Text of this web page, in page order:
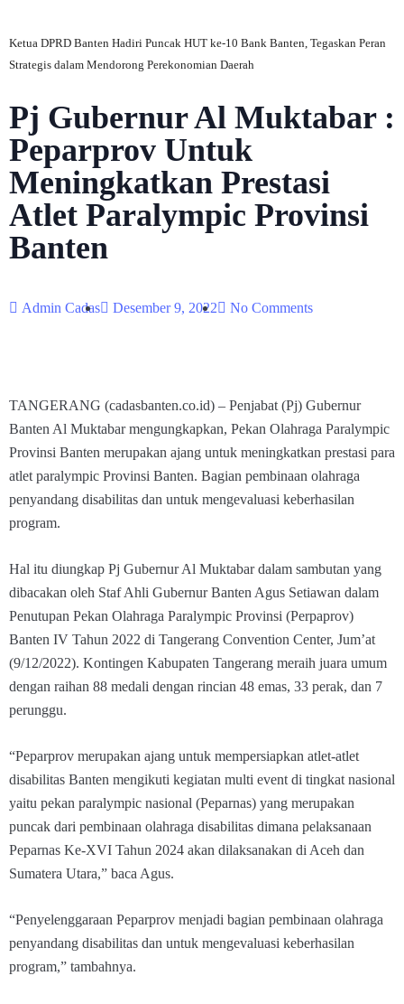
Ketua DPRD Banten Hadiri Puncak HUT ke-10 Bank Banten, Tegaskan Peran
Strategis dalam Mendorong Perekonomian Daerah
Pj Gubernur Al Muktabar :
Peparprov Untuk
Meningkatkan Prestasi
Atlet Paralympic Provinsi
Banten
Admin Cadas Desember 9, 2022 No Comments
TANGERANG (cadasbanten.co.id) – Penjabat (Pj) Gubernur
Banten Al Muktabar mengungkapkan, Pekan Olahraga Paralympic
Provinsi Banten merupakan ajang untuk meningkatkan prestasi para
atlet paralympic Provinsi Banten. Bagian pembinaan olahraga
penyandang disabilitas dan untuk mengevaluasi keberhasilan
program.
Hal itu diungkap Pj Gubernur Al Muktabar dalam sambutan yang
dibacakan oleh Staf Ahli Gubernur Banten Agus Setiawan dalam
Penutupan Pekan Olahraga Paralympic Provinsi (Perpaprov)
Banten IV Tahun 2022 di Tangerang Convention Center, Jum’at
(9/12/2022). Kontingen Kabupaten Tangerang meraih juara umum
dengan raihan 88 medali dengan rincian 48 emas, 33 perak, dan 7
perunggu.
“Peparprov merupakan ajang untuk mempersiapkan atlet-atlet
disabilitas Banten mengikuti kegiatan multi event di tingkat nasional
yaitu pekan paralympic nasional (Peparnas) yang merupakan
puncak dari pembinaan olahraga disabilitas dimana pelaksanaan
Peparnas Ke-XVI Tahun 2024 akan dilaksanakan di Aceh dan
Sumatera Utara,” baca Agus.
“Penyelenggaraan Peparprov menjadi bagian pembinaan olahraga
penyandang disabilitas dan untuk mengevaluasi keberhasilan
program,” tambahnya.